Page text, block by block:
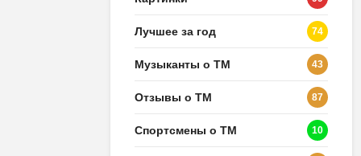
Лучшее за год 74
Музыканты о ТМ 43
Отзывы о ТМ 87
Спортсмены о ТМ 10